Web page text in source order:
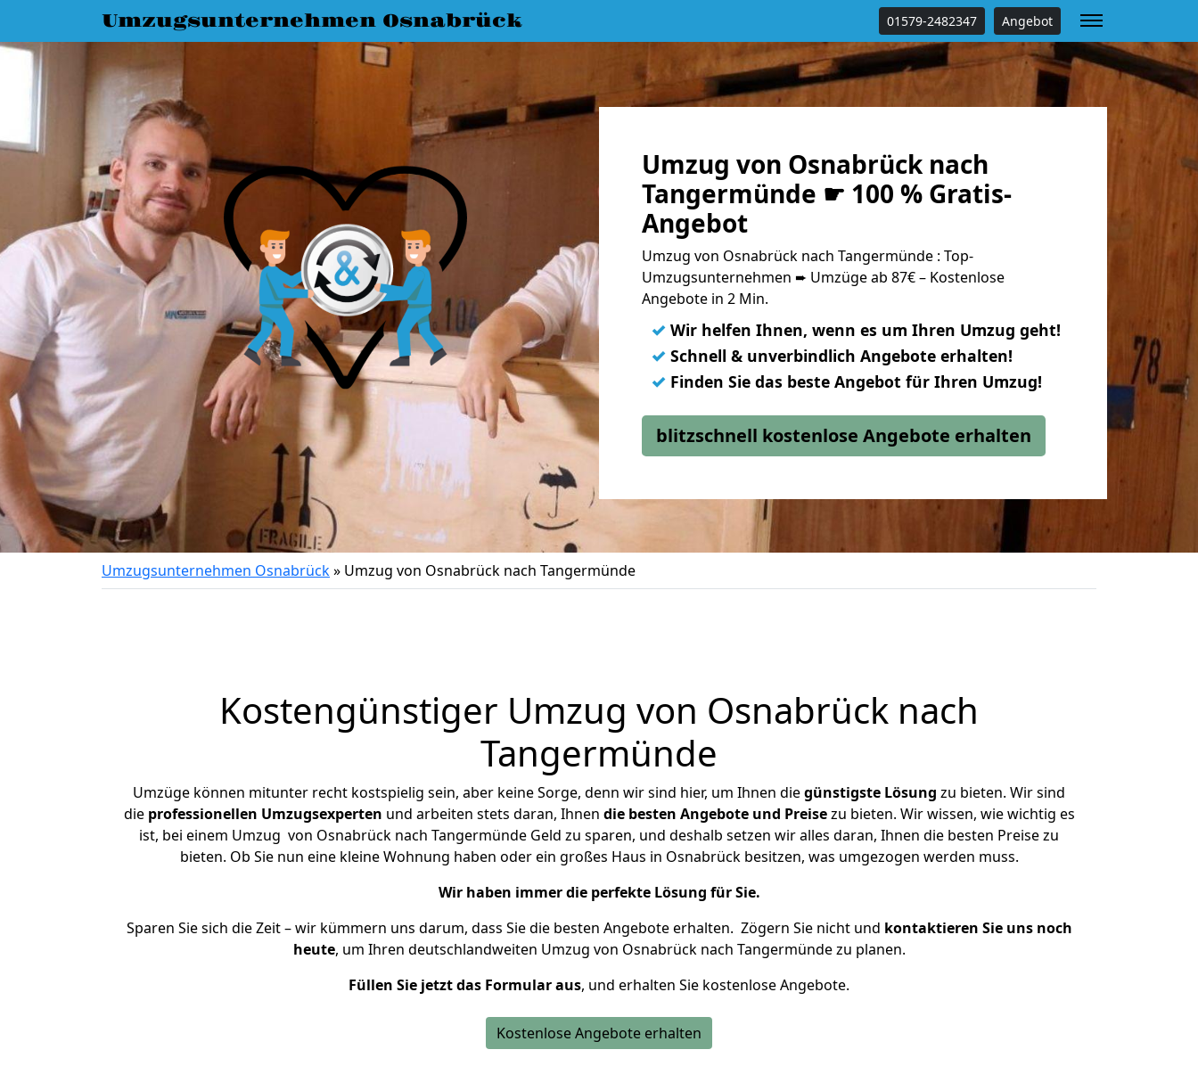
Umzugsunternehmen Osnabrück 01579-2482347 Angebot
Umzug von Osnabrück nach
Tangermünde ☛ 100 % Gratis-
Angebot
Umzug von Osnabrück nach Tangermünde : Top-
Umzugsunternehmen ➨ Umzüge ab 87€ – Kostenlose
Angebote in 2 Min.
✓ Wir helfen Ihnen, wenn es um Ihren Umzug geht!
✓ Schnell & unverbindlich Angebote erhalten!
✓ Finden Sie das beste Angebot für Ihren Umzug!
blitzschnell kostenlose Angebote erhalten
Umzugsunternehmen Osnabrück» Umzug von Osnabrück nach Tangermünde
Kostengünstiger Umzug von Osnabrück nach
Tangermünde
Umzüge können mitunter recht kostspielig sein, aber keine Sorge, denn wir sind hier, um Ihnen diegünstigste Lösung zu bieten. Wir sind
die professionellen Umzugsexperten und arbeiten stets daran, Ihnen die besten Angebote und Preisezu bieten. Wir wissen, wie wichtig es
ist, bei einem Umzug von Osnabrück nach Tangermünde Geld zu sparen, und deshalb setzen wir alles daran, Ihnen die besten Preise zu
bieten. Ob Sie nun eine kleine Wohnung haben oder ein großes Haus in Osnabrück besitzen, was umgezogen werden muss.
Wir haben immer die perfekte Lösung für Sie.
Sparen Sie sich die Zeit – wir kümmern uns darum, dass Sie die besten Angebote erhalten. Zögern Sie nicht und kontaktieren Sie uns noch
heute, um Ihren deutschlandweiten Umzug von Osnabrück nach Tangermünde zu planen.
Füllen Sie jetzt das Formular aus, und erhalten Sie kostenlose Angebote.
Kostenlose Angebote erhalten